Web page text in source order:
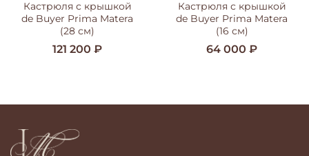
Кастрюля с крышкой
de Buyer Prima Matera
(28 см)
121 200 ₽
Кастрюля с крышкой
de Buyer Prima Matera
(16 см)
64 000 ₽